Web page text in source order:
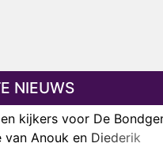
NIEUWS
kijkers voor De
van Anouk en Diederik